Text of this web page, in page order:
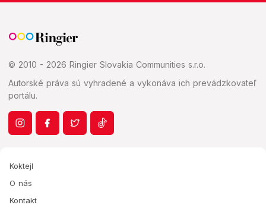
© 2010 - 2026 Ringier Slovakia Communities s.r.o.
Autorské práva sú vyhradené a vykonáva ich prevádzkovateľ
portálu.
Koktejl
O nás
Kontakt